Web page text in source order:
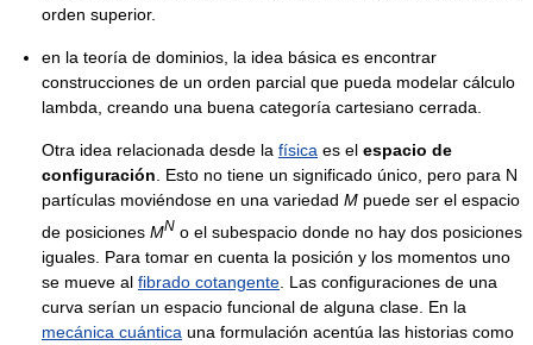
orden superior.
en la teoría de dominios, la idea básica es encontrar
construcciones de un orden parcial que pueda modelar cálculo
lambda, creando una buena categoría cartesiano cerrada.
Otra idea relacionada desde la física es el espacio de
configuración . Esto no tiene un significado único, pero para N
partículas moviéndose en una variedad M puede ser el espacio
de posiciones MN o el subespacio donde no hay dos posiciones
iguales. Para tomar en cuenta la posición y los momentos uno
se mueve al fibrado cotangente . Las configuraciones de una
curva serían un espacio funcional de alguna clase. En la
mecánica cuántica una formulación acentúa las historias como